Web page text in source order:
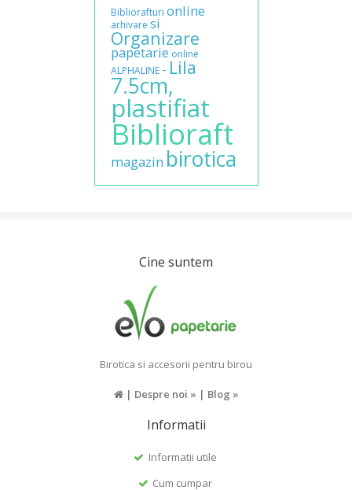
Bibliorafturi online
arhivare si
Organizare
papetarie online
ALPHALINE - Lila
7.5cm,
plastifiat
Biblioraft
magazin birotica
Cine suntem
Birotica si accesorii pentru birou
| Despre noi » | Blog »
Informatii
Informatii utile
Cum cumpar